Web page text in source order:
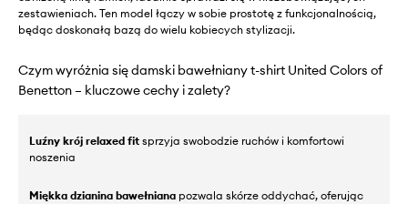
zestawieniach. Ten model łączy w sobie prostotę z funkcjonalnością,
będąc doskonałą bazą do wielu kobiecych stylizacji.
Czym wyróżnia się damski bawełniany t-shirt United Colors of
Benetton – kluczowe cechy i zalety?
Luźny krój relaxed fit sprzyja swobodzie ruchów i komfortowi
noszenia
Miękka dzianina bawełniana pozwala skórze oddychać, oferując